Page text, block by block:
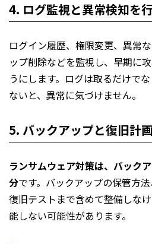
4. ログ監視と異常検知を
ログイン履歴、権限変更、異常
ップ削除などを監視し、早期に
うにします。ログは取るだけで
ないと、異常に気づけません。
5. バックアップと復旧計
ランサムウェア対策は、バック
分です。バックアップの保管方
復旧テストまで含めて整備しな
能しない可能性があります。